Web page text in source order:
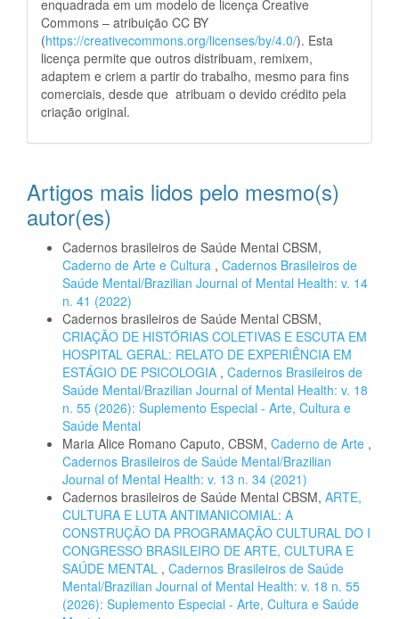
enquadrada em um modelo de licença Creative
Commons – atribuição CC BY
(https://creativecommons.org/licenses/by/4.0/). Esta
licença permite que outros distribuam, remixem,
adaptem e criem a partir do trabalho, mesmo para fins
comerciais, desde que atribuam o devido crédito pela
criação original.
Artigos mais lidos pelo mesmo(s)
autor(es)
Cadernos brasileiros de Saúde Mental CBSM,
Caderno de Arte e Cultura , Cadernos Brasileiros de
Saúde Mental/Brazilian Journal of Mental Health: v. 14
n. 41 (2022)
Cadernos brasileiros de Saúde Mental CBSM,
CRIAÇÃO DE HISTÓRIAS COLETIVAS E ESCUTA EM
HOSPITAL GERAL: RELATO DE EXPERIÊNCIA EM
ESTÁGIO DE PSICOLOGIA , Cadernos Brasileiros de
Saúde Mental/Brazilian Journal of Mental Health: v. 18
n. 55 (2026): Suplemento Especial - Arte, Cultura e
Saúde Mental
Maria Alice Romano Caputo, CBSM, Caderno de Arte ,
Cadernos Brasileiros de Saúde Mental/Brazilian
Journal of Mental Health: v. 13 n. 34 (2021)
Cadernos brasileiros de Saúde Mental CBSM, ARTE,
CULTURA E LUTA ANTIMANICOMIAL: A
CONSTRUÇÃO DA PROGRAMAÇÃO CULTURAL DO I
CONGRESSO BRASILEIRO DE ARTE, CULTURA E
SAÚDE MENTAL , Cadernos Brasileiros de Saúde
Mental/Brazilian Journal of Mental Health: v. 18 n. 55
(2026): Suplemento Especial - Arte, Cultura e Saúde